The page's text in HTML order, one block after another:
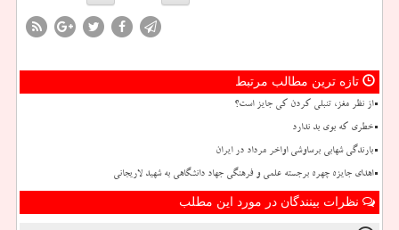
تازه ترین مطالب مرتبط
از نظر مغز، تنبلی کردن کی جایز است؟
خطری که بوی بد ندارد
بارندگی شهابی برساوشی اواخر مرداد در ایران
اهدای جایزه چهره برجسته علمی و فرهنگی جهاد دانشگاهی به شهید لاریجانی
نظرات بینندگان در مورد این مطلب